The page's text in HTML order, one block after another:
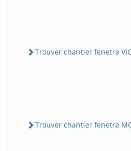
Trouver chantier fenetre
Trouver chantier fenetre